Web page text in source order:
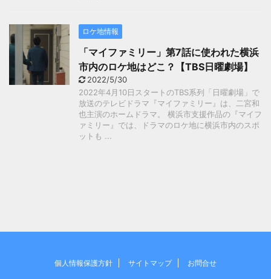
ロケ地情報
「マイファミリー」第7話に使われた横浜
市内のロケ地はどこ？【TBS日曜劇場】
2022/5/30
2022年4月10日スタートのTBS系列「日曜劇場」で
放送のテレビドラマ『マイファミリー』は、二宮和
也主演のホームドラマ。 横浜市支援作品の『マイフ
ァミリー』では、ドラマのロケ地に横浜市内のスポ
ットも ...
個人情報保護方針 サイトマップ お問合せ